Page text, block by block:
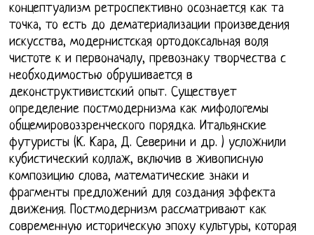
концептуализм ретроспективно осознается как та
точка, то есть до дематериализации произведения
искусства, модернистская ортодоксальная воля
чистоте к и первоначалу, превознаку творчества с
необходимостью обрушивается в
деконструктивистский опыт. Существует
определение постмодернизма как мифологемы
общемировоззренческого порядка. Итальянские
футуристы (К. Кара, Д. Северини и др. ) усложнили
кубистический коллаж, включив в живописную
композицию слова, математические знаки и
фрагменты предложений для создания эффекта
движения. Постмодернизм рассматривают как
современную историческую эпоху культуры, которая